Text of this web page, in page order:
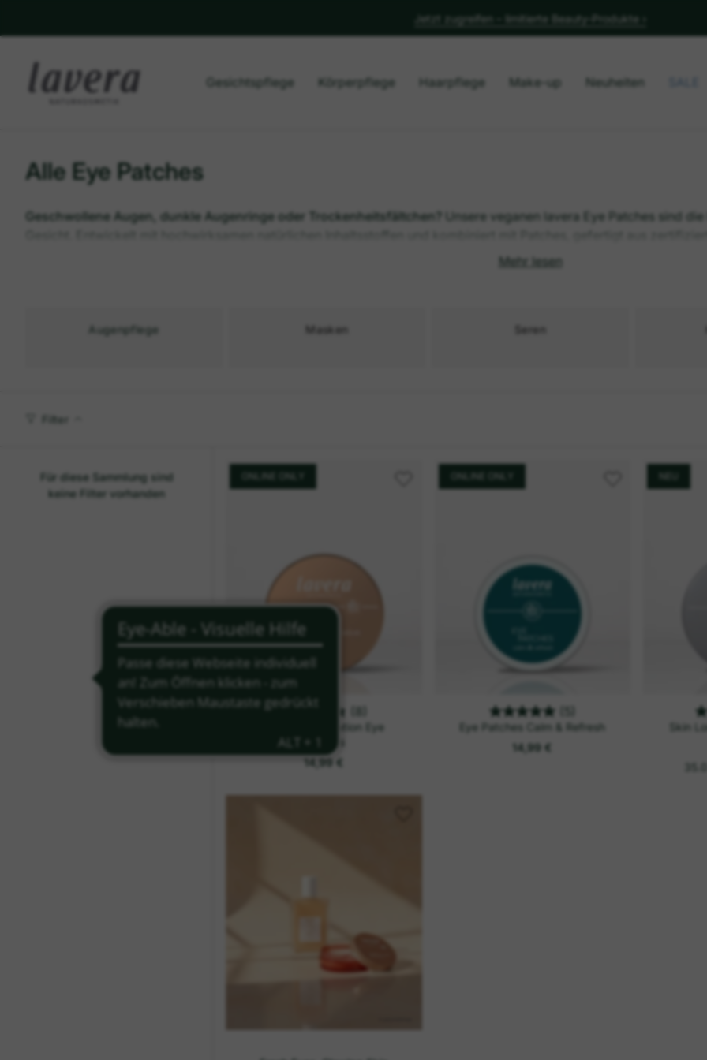
Jetzt zugreifen – limitierte Beauty-Produkte ›
Jetzt bis zu 2 Gratisgeschenke sichern
Gesichtspflege Körperpflege Haarpflege Make-up Neuheiten
Alle Eye Patches
Geschwollene Augen, dunkle Augenringe oder Trockenheitsfältchen?
Unsere veganen lavera Eye Patches sind
Minuten mit Feuchtigkeit versorgt – für einen sichtbar frischeren, ausgeruhten Blick. Erfahre hier, welche Eye
Mehr lesen
Augenpflege Masken Seren
Filter
Für diese Sammlung sind
keine Filter vorhanden
ONLINE ONLY
Depuff & Hydration Eye
Patches
14,99 €
ONLINE ONLY
In den Warenkorb
Eye Patches Calm & Refresh
14,99 €
NEU
Skin